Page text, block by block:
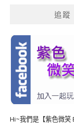
追蹤
Hi~我們是【紫色微笑